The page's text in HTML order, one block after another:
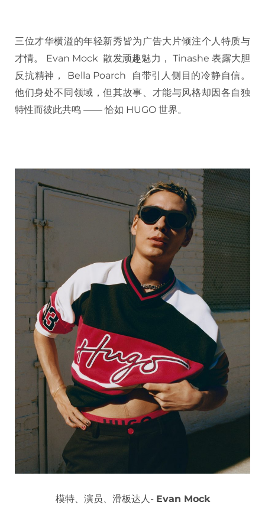
三位才华横溢的年轻新秀皆为广告大片倾注个人特质与
才情。 Evan Mock 散发顽趣魅力， Tinashe 表露大胆
反抗精神， Bella Poarch 自带引人侧目的冷静自信。
他们身处不同领域，但其故事、才能与风格却因各自独
特性而彼此共鸣 —— 恰如 HUGO 世界。
模特、演员、滑板达人- Evan Mock